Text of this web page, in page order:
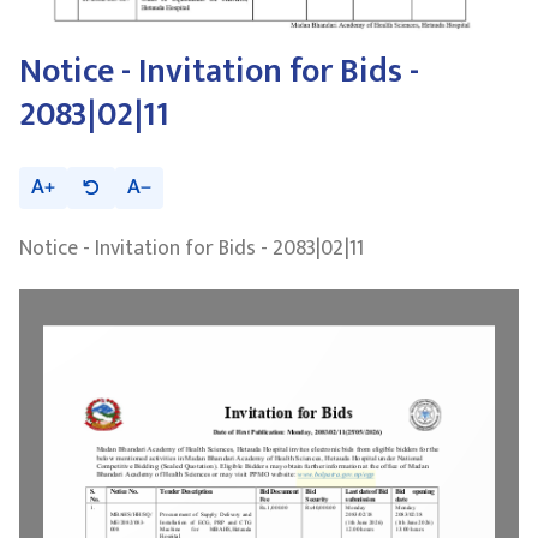
Notice - Invitation for Bids -
2083|02|11
A
A
Notice - Invitation for Bids - 2083|02|11